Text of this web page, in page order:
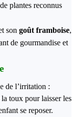
plantes reconnus
songoût framboise,
de gourmandise et
de l’irritation :
toux pour laisser les
se reposer.